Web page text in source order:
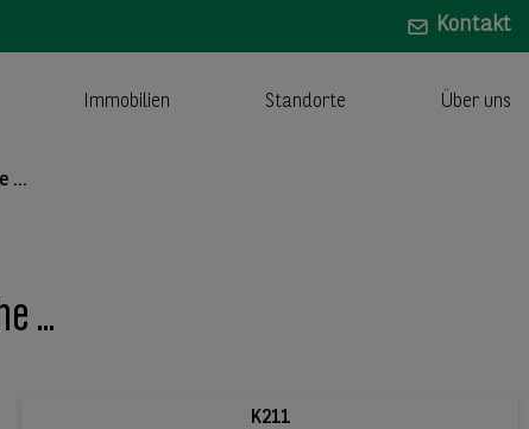
Kontakt
Immobilien Standorte Über uns
...
...
K211